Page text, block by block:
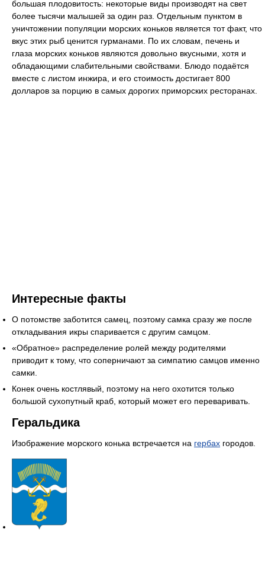
большая плодовитость: некоторые виды производят на свет
более тысячи малышей за один раз. Отдельным пунктом в
уничтожении популяции морских коньков является тот факт, что
вкус этих рыб ценится гурманами. По их словам, печень и
глаза морских коньков являются довольно вкусными, хотя и
обладающими слабительными свойствами. Блюдо подаётся
вместе с листом инжира, и его стоимость достигает 800
долларов за порцию в самых дорогих приморских ресторанах.
Интересные факты
О потомстве заботится самец, поэтому самка сразу же после
откладывания икры спаривается с другим самцом.
«Обратное» распределение ролей между родителями
приводит к тому, что соперничают за симпатию самцов именно
самки.
Конек очень костлявый, поэтому на него охотится только
большой сухопутный краб, который может его переваривать.
Геральдика
Изображение морского конька встречается на гербах городов.